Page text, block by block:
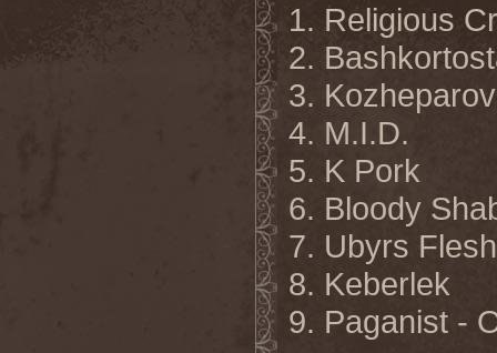
1. Religious
2.
3.
4. M.I.D.
5. K Pork
6. Bloody
7. Ubyrs
8. Keberlek
9. Paganist -